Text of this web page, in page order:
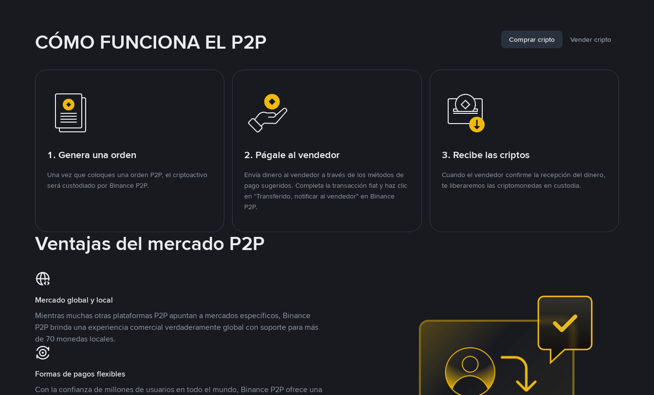
CÓMO FUNCIONA EL P2P Comprar cripto Vender cripto
1. Genera una orden
Una vez que coloques una orden P2P, el criptoactivo
será custodiado por Binance P2P.
2. Págale al vendedor
Envía dinero al vendedor a través de los métodos de
pago sugeridos. Completa la transacción fiat y haz clic
en "Transferido, notificar al vendedor" en Binance
P2P.
3. Recibe las criptos
Cuando el vendedor confirme la recepción del dinero,
te liberaremos las criptomonedas en custodia.
Ventajas del mercado P2P
Mercado global y local
Mientras muchas otras plataformas P2P apuntan a mercados específicos, Binance
P2P brinda una experiencia comercial verdaderamente global con soporte para más
de 70 monedas locales.
Formas de pagos flexibles
Con la confianza de millones de usuarios en todo el mundo, Binance P2P ofrece una